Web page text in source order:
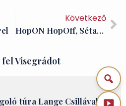
Következő
HopON HopOff, Sétahajó, Salamon-torony…
fel Visegrádot
túra Lange Csillával